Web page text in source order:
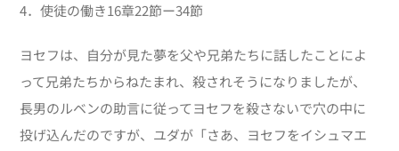
4．使徒の働き16章22節ー34節
ヨセフは、自分が見た夢を父や兄弟たちに話したことによ
って兄弟たちからねたまれ、殺されそうになりましたが、
長男のルベンの助言に従ってヨセフを殺さないで穴の中に
投げ込んだのですが、ユダが「さあ、ヨセフをイシュマエ